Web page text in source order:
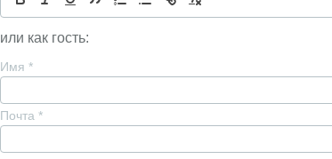
или как гость:
Имя *
Почта *